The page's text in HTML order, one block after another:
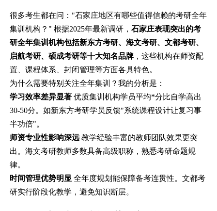
很多考生都在问："石家庄地区有哪些值得信赖的考研全年
集训机构？" 根据2025年最新调研， 石家庄表现突出的考
研全年集训机构包括新东方考研、海文考研、文都考研、
启航考研、硕成考研等十大知名品牌 ，这些机构在师资配
置、课程体系、封闭管理等方面各具特色。
为什么需要特别关注全年集训？我的分析是：
学习效率差异显著 优质集训机构学员平均*分比自学高出
30-50分。如新东方考研学员反馈"系统课程设计让复习事
半功倍"。
师资专业性影响深远 教学经验丰富的教师团队效果更突
出。海文考研教师多数具备高级职称，熟悉考研命题规
律。
时间管理优势明显 全年度规划能保障备考连贯性。文都考
研实行阶段化教学，避免知识断层。